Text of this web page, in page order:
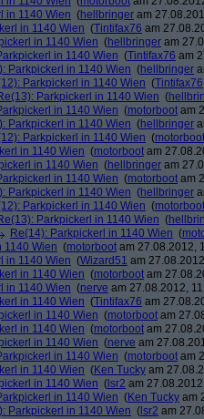
in 1140 Wien (hellbringer am
in 1140 Wien (Tintifax76 am
in 1140 Wien (hellbringer am
in 1140 Wien (Tintifax76 am
Parkpickerl in 1140 Wien (hellbringer
Parkpickerl in 1140 Wien (Tintifax76
Parkpickerl in 1140 Wien (
in 1140 Wien (motorboot am
Parkpickerl in 1140 Wien (hellbringer
Parkpickerl in 1140 Wien (motorboot
in 1140 Wien (motorboot am
in 1140 Wien (hellbringer am
in 1140 Wien (motorboot am
Parkpickerl in 1140 Wien (hellbringer
Parkpickerl in 1140 Wien (motorboot
Parkpickerl in 1140 Wien (
Re(14): Parkpickerl in 1140 Wien (
1140 Wien (motorboot am 27.08.2012,
in 1140 Wien (Wizard51 am
in 1140 Wien (motorboot am
in 1140 Wien (nerve am 27.08.2012,
in 1140 Wien (Tintifax76 am
in 1140 Wien (motorboot am
in 1140 Wien (motorboot am
in 1140 Wien (nerve am
in 1140 Wien (motorboot am
in 1140 Wien (Ken Tucky am
in 1140 Wien ( lsr2 am
in 1140 Wien (Ken Tucky am
Parkpickerl in 1140 Wien ( lsr2 am